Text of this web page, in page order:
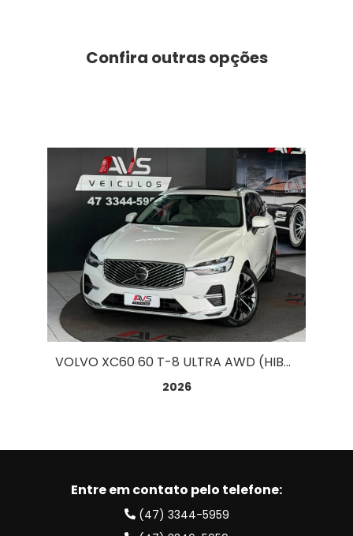
Confira outras opções
VOLVO XC60 60 T-8 ULTRA AWD (HIBRIDO) 2.0
Entre em contato pelo telefone:
(47) 3344-5959